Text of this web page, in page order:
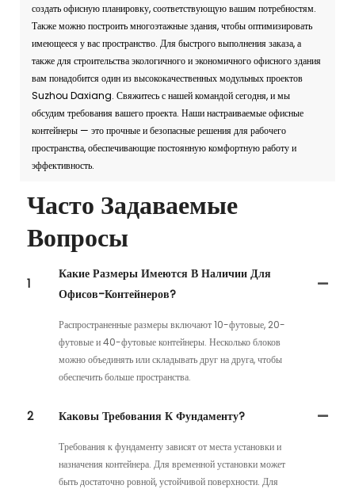
создать офисную планировку, соответствующую вашим потребностям.
Также можно построить многоэтажные здания, чтобы оптимизировать
имеющееся у вас пространство. Для быстрого выполнения заказа, а
также для строительства экологичного и экономичного офисного здания
вам понадобится один из высококачественных модульных проектов
Suzhou Daxiang. Свяжитесь с нашей командой сегодня, и мы
обсудим требования вашего проекта. Наши настраиваемые офисные
контейнеры — это прочные и безопасные решения для рабочего
пространства, обеспечивающие постоянную комфортную работу и
эффективность.
Часто Задаваемые
Вопросы
1
Какие Размеры Имеются В Наличии Для
Офисов-Контейнеров?
Распространенные размеры включают 10-футовые, 20-
футовые и 40-футовые контейнеры. Несколько блоков
можно объединять или складывать друг на друга, чтобы
обеспечить больше пространства.
2 Каковы Требования К Фундаменту?
Требования к фундаменту зависят от места установки и
назначения контейнера. Для временной установки может
быть достаточно ровной, устойчивой поверхности. Для